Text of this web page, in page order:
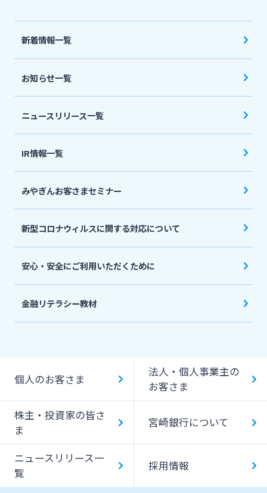
株主・投資家の皆さま
ニュースリリース一覧
採用情報
新着情報一覧
お知らせ一覧
ニュースリリース一覧
IR情報一覧
みやぎんお客さまセミナー
新型コロナウィルスに関する対応について
安心・安全にご利用いただくために
金融リテラシー教材
個人のお客さま
法人・個人事業主の
お客さま
株主・投資家の皆さ
ま
宮崎銀行について
ニュースリリース一
覧
採用情報